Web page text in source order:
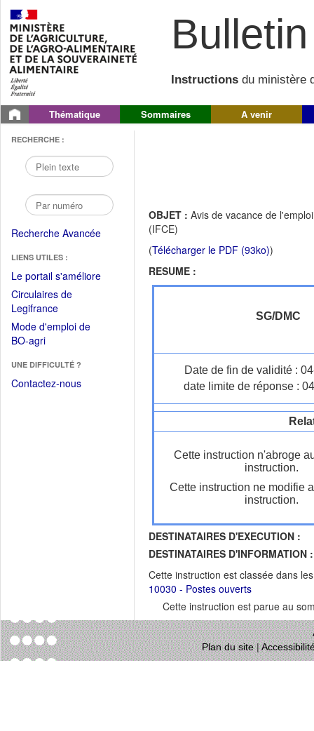
Instructions du ministère
Thématique Sommaires A venir
RECHERCHE :
Recherche Avancée
LIENS UTILES :
Le portail s'améliore(Fichier
Circulaires de
Legifrance(Ouvrir
dans
une
fenêtre)
Mode d'emploi de
BO-agri(Ouvrir
une
nouvelle
UNE DIFFICULTÉ ?
Contactez-nous
OBJET : Avis de vacance de
(IFCE)
(Télécharger le PDF (93ko))
RESUME :
SG/DMC
Date de fin de validité :
date limite de réponse :
Cette instruction n'abroge
instruction.
Cette instruction ne modifie
instruction.
DESTINATAIRES D'EXECUTION :
DESTINATAIRES D'INFORMATION :
Cette instruction est classée dans
10030 - Postes ouverts
Cette instruction est parue au
Plan du site|